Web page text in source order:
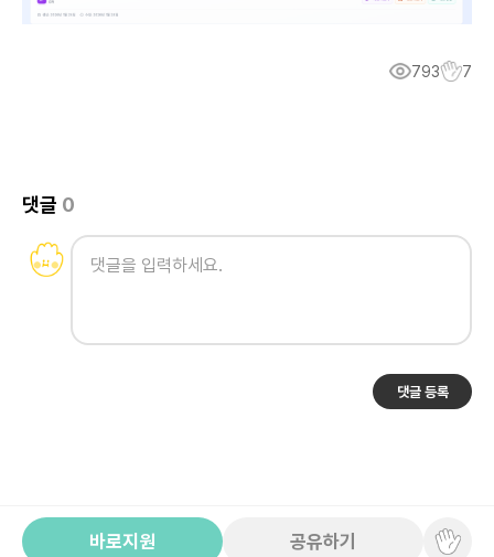
793 7
댓글 0
댓글 등록
바로지원 공유하기